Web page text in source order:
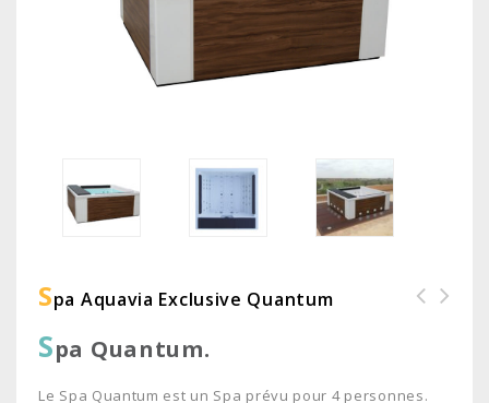
SPa Aquavia Exclusive Quantum
Spa Quantum.
Le Spa Quantum est un Spa prévu pour 4 personnes.